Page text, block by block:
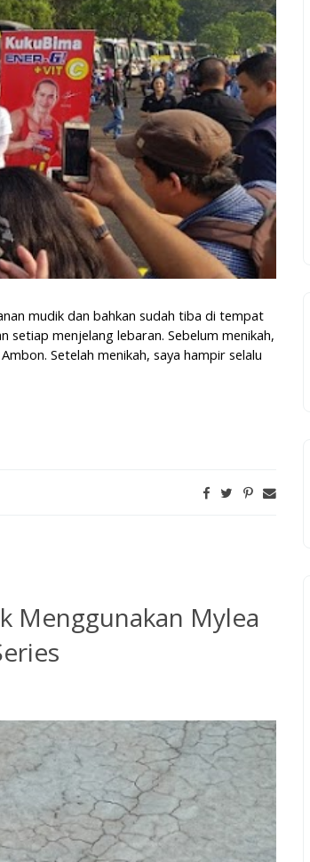
mudik dan bahkan sudah tiba di tempat
setiap menjelang lebaran. Sebelum menikah,
Setelah menikah, saya hampir selalu
Menggunakan Mylea
Series